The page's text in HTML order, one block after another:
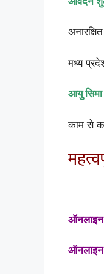
मध्य
आयु सिमा
काम से
ऑनलाइन